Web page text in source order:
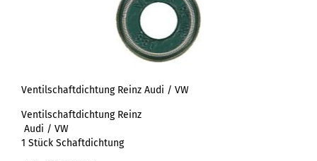
Ventilschaftdichtung Reinz Audi / VW
Ventilschaftdichtung Reinz
Audi / VW
1 Stück Schaftdichtung